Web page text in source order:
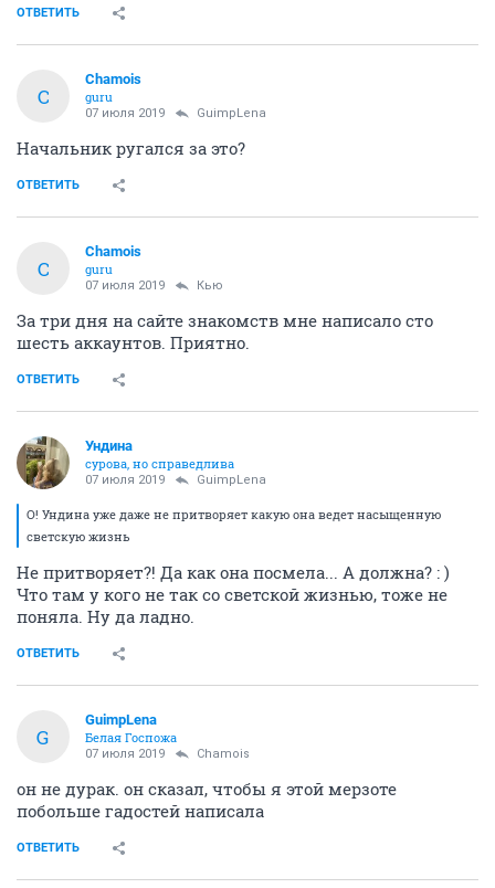
ОТВЕТИТЬ
C
Chamois
guru
07 июля 2019 GuimpLena
Начальник ругался за это?
ОТВЕТИТЬ
C
Chamois
guru
07 июля 2019 Кью
За три дня на сайте знакомств мне написало сто
шесть аккаунтов. Приятно.
ОТВЕТИТЬ
Ундинa
сурова, но справедлива
07 июля 2019 GuimpLena
О! Ундина уже даже не притворяет какую она ведет насыщенную
светскую жизнь
Не притворяет?! Да как она посмела... А должна? : )
Что там у кого не так со светской жизнью, тоже не
поняла. Ну да ладно.
ОТВЕТИТЬ
G
GuimpLena
Белая Госпожа
07 июля 2019 Chamois
он не дурак. он сказал, чтобы я этой мерзоте
побольше гадостей написала
ОТВЕТИТЬ